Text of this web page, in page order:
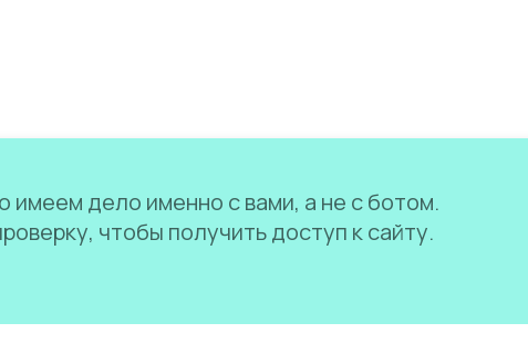
имеем дело именно с вами, а не с ботом.
чтобы получить доступ к сайту.